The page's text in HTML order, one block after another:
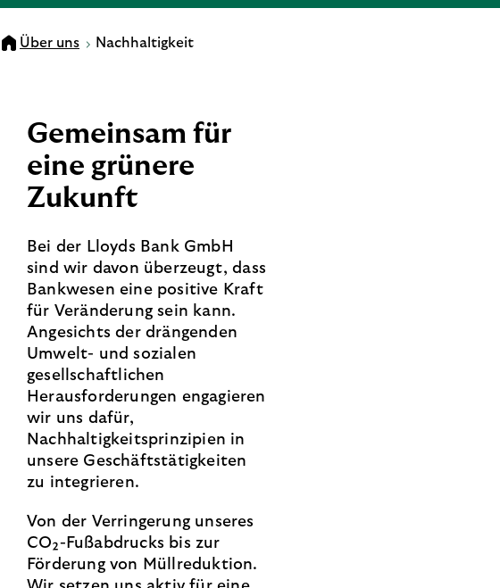
Über uns Nachhaltigkeit
Gemeinsam für
eine grünere
Zukunft
Bei der Lloyds Bank GmbH
sind wir davon überzeugt, dass
Bankwesen eine positive Kraft
für Veränderung sein kann.
Angesichts der drängenden
Umwelt- und sozialen
gesellschaftlichen
Herausforderungen engagieren
wir uns dafür,
Nachhaltigkeitsprinzipien in
unsere Geschäftstätigkeiten
zu integrieren.
Von der Verringerung unseres
CO₂-Fußabdrucks bis zur
Förderung von Müllreduktion.